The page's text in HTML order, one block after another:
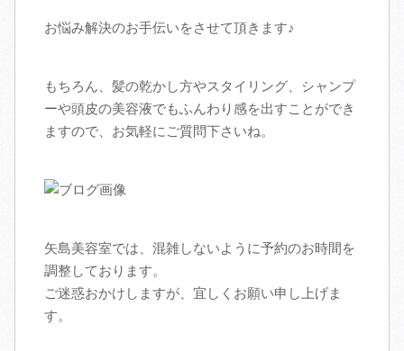
お悩み解決のお手伝いをさせて頂きます♪
もちろん、髪の乾かし方やスタイリング、シャンプ
ーや頭皮の美容液でもふんわり感を出すことができ
ますので、お気軽にご質問下さいね。
矢島美容室では、混雑しないように予約のお時間を
調整しております。
ご迷惑おかけしますが、宜しくお願い申し上げま
す。